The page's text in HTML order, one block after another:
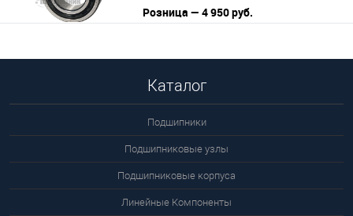
Розница — 4 950 руб.
Каталог
Подшипники
Подшипниковые узлы
Подшипниковые корпуса
Линейные Компоненты